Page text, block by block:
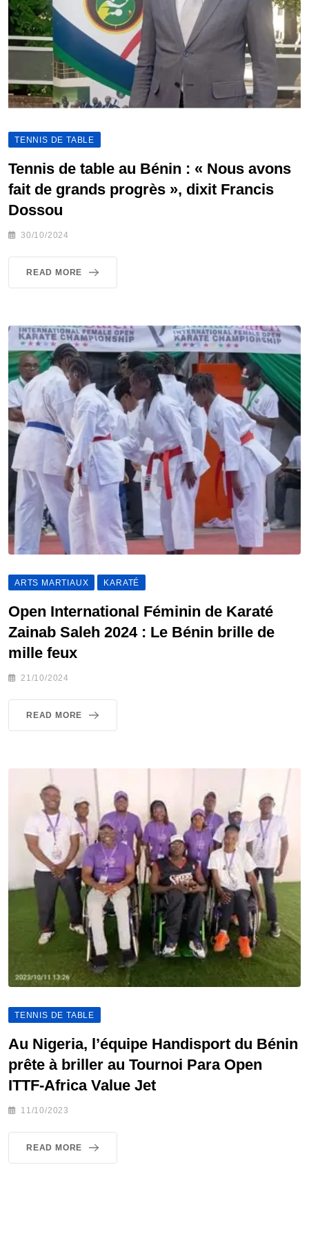
TENNIS DE TABLE
Tennis de table au Bénin : « Nous avons
fait de grands progrès », dixit Francis
Dossou
30/10/2024
READ MORE
ARTS MARTIAUX KARATÉ
Open International Féminin de Karaté
Zainab Saleh 2024 : Le Bénin brille de
mille feux
21/10/2024
READ MORE
TENNIS DE TABLE
Au Nigeria, l’équipe Handisport du Bénin
prête à briller au Tournoi Para Open
ITTF-Africa Value Jet
11/10/2023
READ MORE